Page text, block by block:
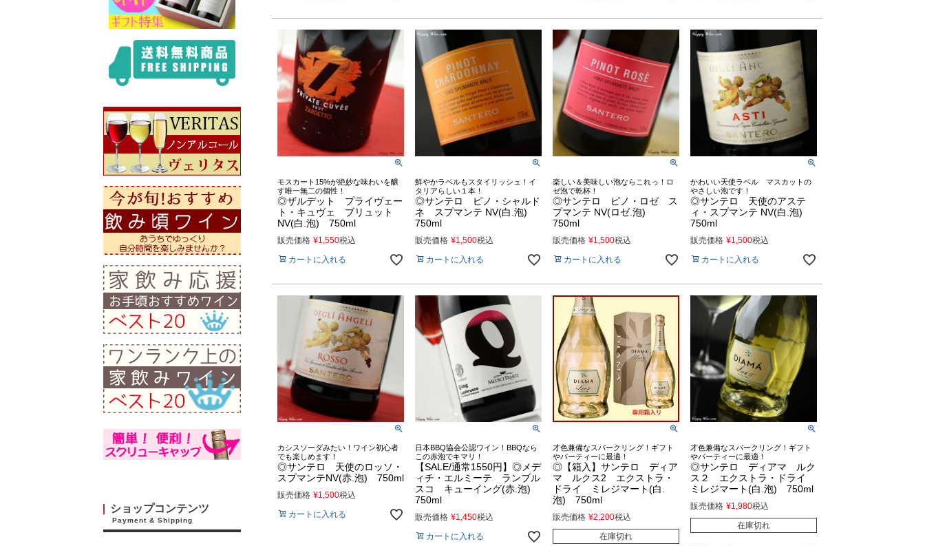
ショップコンテンツ
Payment & Shipping
モスカート15%が絶妙な味わいを醸
す唯一無二の個性！
◎ザルデット プライヴェー
ト・キュヴェ ブリュット
NV(白.泡) 750ml
販売価格 ¥1,550税込
カートに入れる
鮮やかラベルもスタイリッシュ！イ
タリアらしい１本！
◎サンテロ ピノ・シャルド
ネ スプマンテ NV(白.泡)
750ml
販売価格 ¥1,500税込
カートに入れる
楽しい＆美味しい泡ならこれっ！ロ
ゼ泡で乾杯！
◎サンテロ ピノ・ロゼ ス
プマンテ NV(ロゼ.泡)
750ml
販売価格 ¥1,500税込
カートに入れる
かわいい天使ラベル マスカットの
やさしい泡です！
◎サンテロ 天使のアステ
ィ・スプマンテ NV(白.泡)
750ml
販売価格 ¥1,500税込
カートに入れる
カシスソーダみたい！ワイン初心者
でも楽しめます！
◎サンテロ 天使のロッソ・
スプマンテNV(赤.泡) 750ml
販売価格 ¥1,500税込
カートに入れる
日本BBQ協会公認ワイン！BBQなら
この赤泡でキマリ！
【SALE/通常1550円】◎メデ
ィチ・エルミーテ ランブル
スコ キューイング(赤.泡)
750ml
販売価格 ¥1,450税込
カートに入れる
才色兼備なスパークリング！ギフト
やパーティーに最適！
◎【箱入】サンテロ ディア
マ ルクス2 エクストラ・
ドライ ミレジマート(白.
泡) 750ml
販売価格 ¥2,200税込
在庫切れ
才色兼備なスパークリング！ギフト
やパーティーに最適！
◎サンテロ ディアマ ルク
ス２ エクストラ・ドライ
ミレジマート(白.泡) 750ml
販売価格 ¥1,980税込
在庫切れ